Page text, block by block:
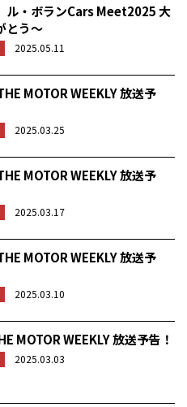
ル・ボランCars Meet2025 大
とう〜
2025.05.11
MOTOR WEEKLY 放送予
2025.03.25
MOTOR WEEKLY 放送予
2025.03.17
MOTOR WEEKLY 放送予
2025.03.10
MOTOR WEEKLY 放送予告！
2025.03.03